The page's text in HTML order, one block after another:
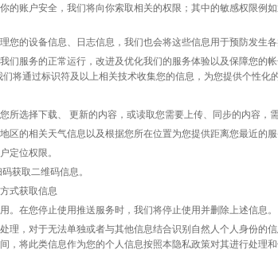
的账户安全，我们将向你索取相关的权限；其中的敏感权限
的设备信息、日志信息，我们也会将这些信息用于预防发生
们服务的正常运行，改进及优化我们的服务体验以及保障您的
将通过标识符及以上相关技术收集您的信息，为您提供个性化
所选择下载、
更新的内容，或读取您需要上传、同步的内容，
的相关天气信息以及根据您所在位置为您提供距离您最近的服
定位权限。
获取二维码信息。
式获取信息
在您停止使用推送服务时，我们将停止使用并删除上述信息。
理，对于无法单独或者与其他信息结合识别自然人个人身份的
将此类信息作为您的个人信息按照本隐私政策对其进行处理和